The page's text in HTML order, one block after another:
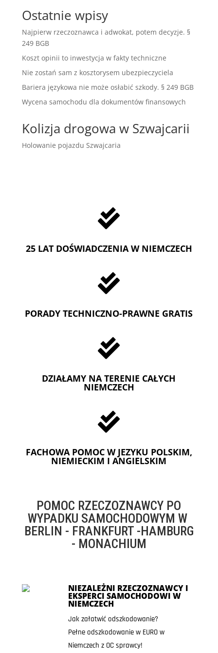
Ostatnie wpisy
Najpierw rzeczoznawca i adwokat, potem decyzje. §
249 BGB
Koszt opinii to inwestycja w fakty techniczne
Nie zostań sam z kosztorysem ubezpieczyciela
Bariera językowa nie może osłabić szkody. § 249 BGB
Wycena samochodu dla dokumentów finansowych
Kolizja drogowa w Szwajcarii
Holowanie pojazdu Szwajcaria

25 LAT DOŚWIADCZENIA W NIEMCZECH

PORADY TECHNICZNO-PRAWNE GRATIS

DZIAŁAMY NA TERENIE CAŁYCH
NIEMCZECH

FACHOWA POMOC W JEZYKU POLSKIM,
NIEMIECKIM I ANGIELSKIM
POMOC RZECZOZNAWCY PO
WYPADKU SAMOCHODOWYM W
BERLIN - FRANKFURT -HAMBURG
- MONACHIUM
NIEZALEŻNI RZECZOZNAWCY I
EKSPERCI SAMOCHODOWI W
NIEMCZECH
Jak załatwić odszkodowanie?
Pełne odszkodowanie w EURO w
Niemczech z OC sprawcy!